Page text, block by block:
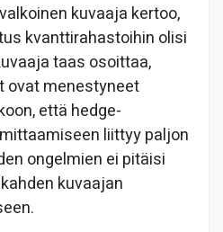
kuvaaja kertoo,
kvanttirahastoihin olisi
taas osoittaa,
ovat menestyneet
että hedge-
liittyy paljon
ongelmien ei pitäisi
kuvaajan